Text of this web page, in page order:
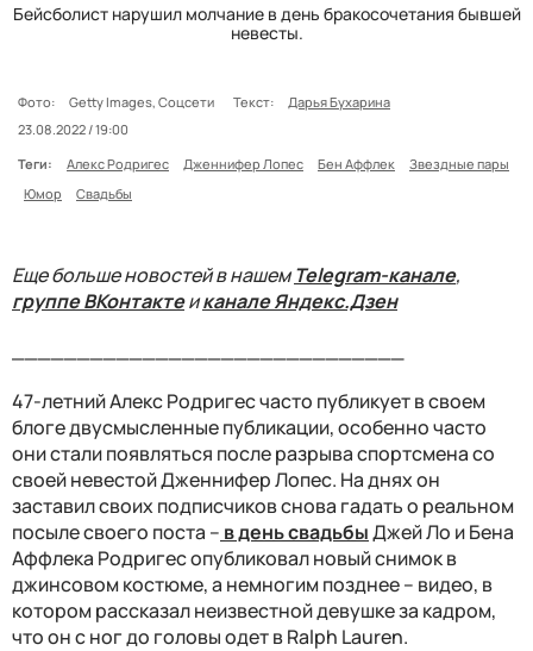
Бейсболист нарушил молчание в день бракосочетания бывшей
невесты.
Фото: Getty Images, Соцсети Текст:
Дарья Бухарина
23.08.2022 / 19:00
Теги:
Алекс Родригес Дженнифер Лопес Бен Аффлек
Звездные пары
Юмор
Свадьбы
Еще больше новостей в нашемTelegram-канале,
группе ВКонтактеиканале Яндекс.Дзен
47-летний Алекс Родригес часто публикует в своем
блоге двусмысленные публикации, особенно часто
они стали появляться после разрыва спортсмена со
своей невестой Дженнифер Лопес. На днях он
заставил своих подписчиков снова гадать о реальном
посыле своего поста – в день свадьбыДжей Ло и Бена
Аффлека Родригес опубликовал новый снимок в
джинсовом костюме, а немногим позднее – видео, в
котором рассказал неизвестной девушке за кадром,
что он с ног до головы одет в Ralph Lauren.